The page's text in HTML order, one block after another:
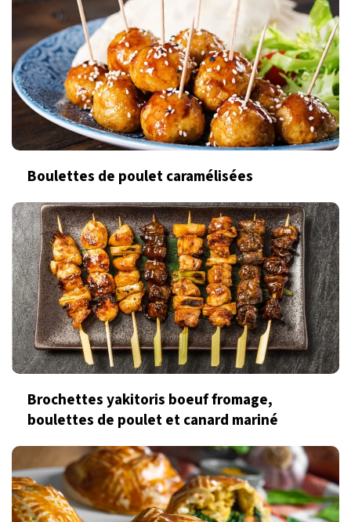
Boulettes de poulet caramélisées
Brochettes yakitoris boeuf fromage,
boulettes de poulet et canard mariné